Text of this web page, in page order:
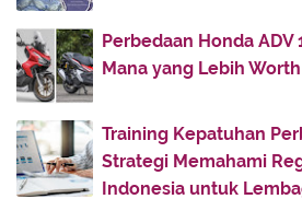
Ha...
Gus Mus: Selamat Idul Fitri
Kembali ke Fitrah Khalifah di
Tips Rasulullah untuk
Kisah Mbah Maemun Zubair
Makan
Perbedaan Honda ADV
Mana yang Lebih
Training Kepatuhan
Strategi Memahami
Indonesia untuk